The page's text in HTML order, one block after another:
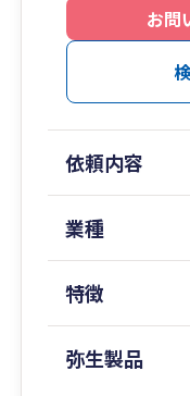
また、幣事務所
士においては法
互扶助して難題
す。
お問
依頼内容
業種
特徴
弥生製品